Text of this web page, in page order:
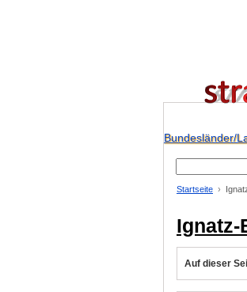
Bundesländer/
Startseite
Auf dieser